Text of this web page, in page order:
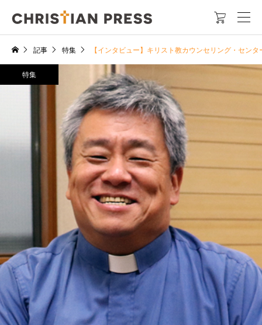

記事 特集 【インタビュー】キリスト教カウンセリング・セン
特集